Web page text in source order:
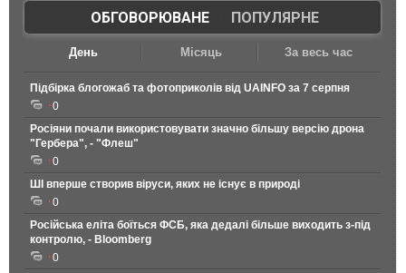
ОБГОВОРЮВАНЕ| ПОПУЛЯРНЕ
День Місяць За весь час
Підбірка блогожаб та фотоприколів від UAINFO за 7 серпня
0
Росіяни почали використовувати значно більшу версію дрона
"Гербера", - "Флеш"
0
ШІ вперше створив віруси, яких не існує в природі
0
Російська еліта боїться ФСБ, яка дедалі більше виходить з-під
контролю, - Bloomberg
0